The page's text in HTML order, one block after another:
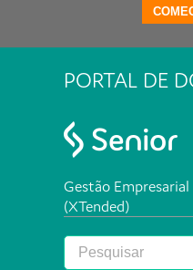
PORTAL DE
Gestão
(XTended)